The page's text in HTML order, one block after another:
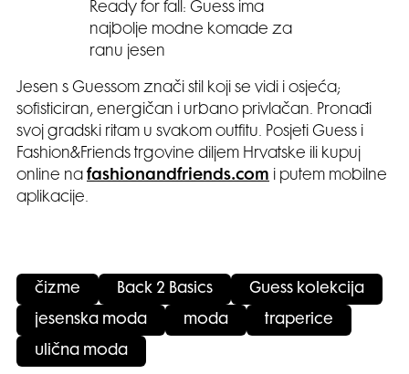
Ready for fall: Guess ima
najbolje modne komade za
ranu jesen
Jesen s Guessom znači stil koji se vidi i osjeća;
sofisticiran, energičan i urbano privlačan. Pronađi
svoj gradski ritam u svakom outfitu. Posjeti Guess i
Fashion&Friends trgovine diljem Hrvatske ili kupuj
online na fashionandfriends.com i putem mobilne
aplikacije.
čizme Back 2 Basics Guess kolekcija
jesenska moda moda traperice
ulična moda